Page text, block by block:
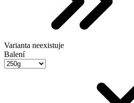
Varianta neexistuje
Balení